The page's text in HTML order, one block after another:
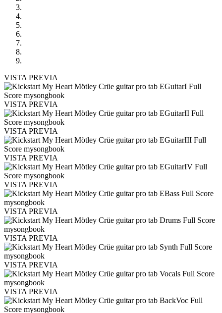
VISTA PREVIA
VISTA PREVIA
VISTA PREVIA
VISTA PREVIA
VISTA PREVIA
VISTA PREVIA
VISTA PREVIA
VISTA PREVIA
VISTA PREVIA